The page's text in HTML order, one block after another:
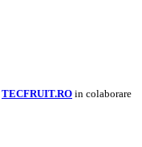
TECFRUIT.RO in colaborare